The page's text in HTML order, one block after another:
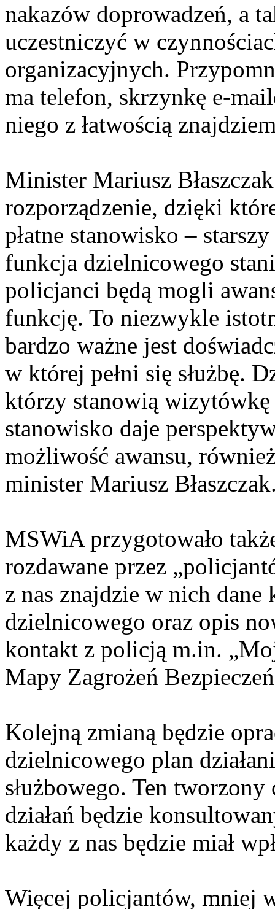
nakazów doprowadzeń, a
uczestniczyć w
organizacyjnych.
ma telefon, skrzynkę e-
niego z łatwością
Minister Mariusz
rozporządzenie, dzięki
płatne stanowisko –
funkcja dzielnicowego
policjanci będą mogli
funkcję. To niezwykle
bardzo ważne jest
w której pełni się służbę.
którzy stanowią
stanowisko daje
możliwość awansu,
minister Mariusz
MSWiA przygotowało
rozdawane przez
z nas znajdzie w nich
dzielnicowego oraz opis
kontakt z policją m.in.
Mapy Zagrożeń
Kolejną zmianą będzie
dzielnicowego plan
służbowego. Ten
działań będzie
każdy z nas będzie miał
Więcej policjantów, mniej